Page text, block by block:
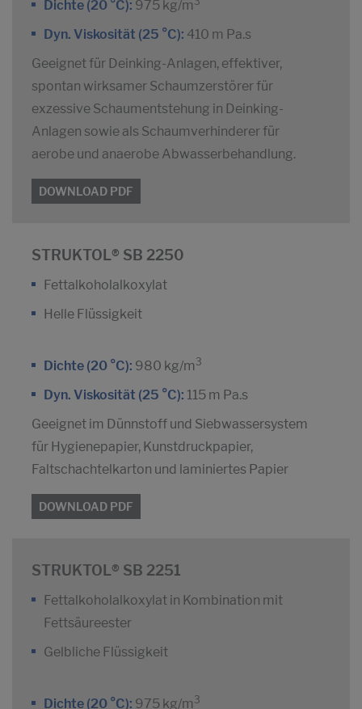
Dichte (20 °C): 975 kg/m
Dyn. Viskosität (25 °C): 410 m Pa.s
Geeignet für Deinking-Anlagen, effektiver,
spontan wirksamer Schaumzerstörer für
exzessive Schaumentstehung in Deinking-
Anlagen sowie als Schaumverhinderer für
aerobe und anaerobe Abwasserbehandlung.
DOWNLOAD PDF
STRUKTOL® SB 2250
Fettalkoholalkoxylat
Helle Flüssigkeit
Dichte (20 °C): 980 kg/m 3
Dyn. Viskosität (25 °C): 115 m Pa.s
Geeignet im Dünnstoff und Siebwassersystem
für Hygienepapier, Kunstdruckpapier,
Faltschachtelkarton und laminiertes Papier
DOWNLOAD PDF
STRUKTOL® SB 2251
Fettalkoholalkoxylat in Kombination mit
Fettsäureester
Gelbliche Flüssigkeit
Dichte (20 °C): 975 kg/m 3